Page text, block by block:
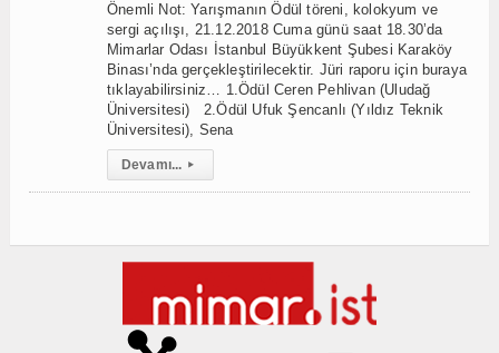
Önemli Not: Yarışmanın Ödül töreni, kolokyum ve
sergi açılışı, 21.12.2018 Cuma günü saat 18.30’da
Mimarlar Odası İstanbul Büyükkent Şubesi Karaköy
Binası’nda gerçekleştirilecektir. Jüri raporu için buraya
tıklayabilirsiniz… 1.Ödül Ceren Pehlivan (Uludağ
Üniversitesi) 2.Ödül Ufuk Şencanlı (Yıldız Teknik
Üniversitesi), Sena
Devamı... ▸